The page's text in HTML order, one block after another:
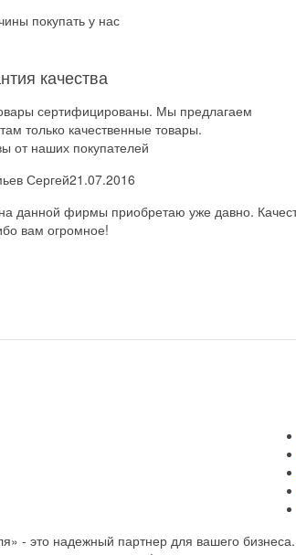
покупать у нас
качества
сертифицированы. Мы предлагаем
только качественные товары.
от наших покупателей
Сергей21.07.2016
данной фирмы приобретаю уже давно.
вам огромное!
- это надежный партнер для вашего